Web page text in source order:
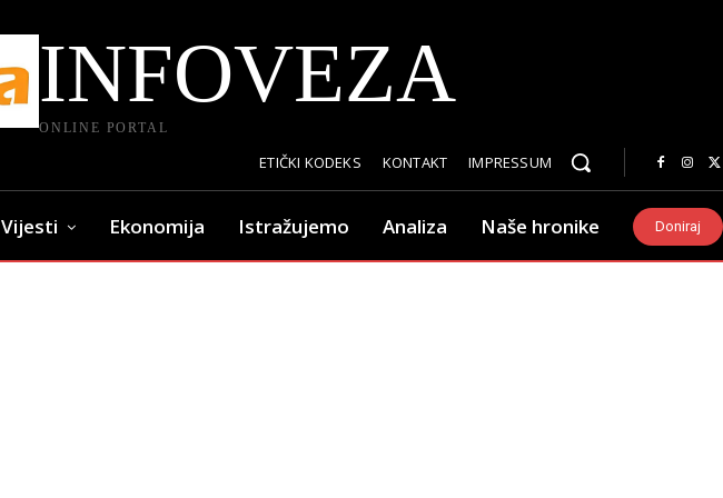
INFOVEZA
ONLINE PORTAL
ETIČKI KODEKS KONTAKT IMPRESSUM
Vijesti Ekonomija Istražujemo Analiza Naše hronike Doniraj